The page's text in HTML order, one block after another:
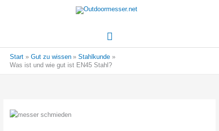
Hauptmenü
Start Gut zu wissen
Stahlkunde
Was ist und wie gut ist EN45 Stahl?